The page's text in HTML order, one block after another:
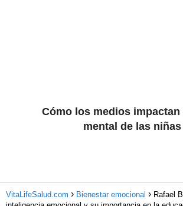
Cómo los medios impactan
mental de las niñas
VitaLifeSalud.com Bienestar emocional
Rafael